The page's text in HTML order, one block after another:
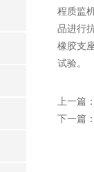
程质监
品进行
橡胶支
试验。
上一篇
下一篇